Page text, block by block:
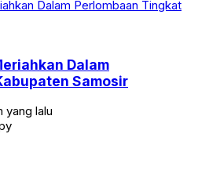
Dalam
Samosir
yang lalu